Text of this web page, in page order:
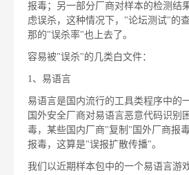
报毒；另一部分厂商对样本的检测结
虑误杀，这种情况下，"论坛测试"的
那的"误杀率"也上去了。
容易被"误杀"的几类白文件：
1、易语言
易语言是国内流行的工具类程序中的
国外安全厂商对易语言恶意代码识别
毒，某些国内厂商"复制"国外厂商报
报毒，这算是"误报扩散传播"。
我们以近期样本包中的一个易语言游